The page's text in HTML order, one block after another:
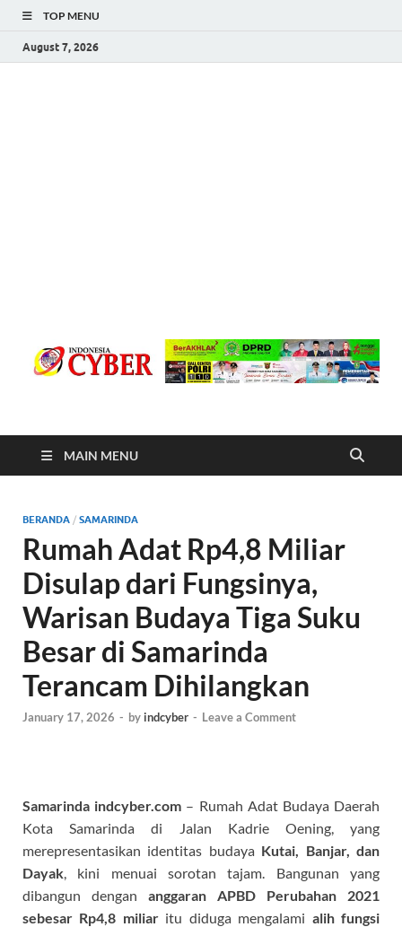
TOP MENU
August 7, 2026
Indonesia Cyber
MAIN MENU
BERANDA / SAMARINDA
Rumah Adat Rp4,8 Miliar
Disulap dari Fungsinya,
Warisan Budaya Tiga Suku
Besar di Samarinda
Terancam Dihilangkan
January 17, 2026 - by indcyber - Leave a Comment
Samarinda indcyber.com – Rumah Adat Budaya Daerah
Kota Samarinda di Jalan Kadrie Oening, yang
merepresentasikan identitas budaya Kutai, Banjar, dan
Dayak, kini menuai sorotan tajam. Bangunan yang
dibangun dengan anggaran APBD Perubahan 2021
sebesar Rp4,8 miliaritu diduga mengalami alih fungsi